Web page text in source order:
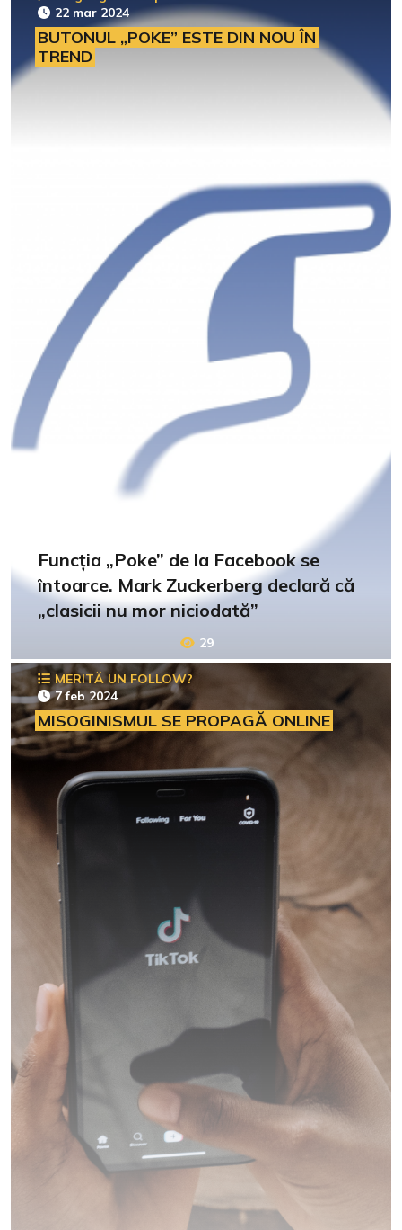
22 mar 2024
BUTONUL „POKE” ESTE DIN NOU ÎN
TREND
Funcția „Poke” de la Facebook se
întoarce. Mark Zuckerberg declară că
„clasicii nu mor niciodată”
29
MERITĂ UN FOLLOW?
7 feb 2024
MISOGINISMUL SE PROPAGĂ ONLINE